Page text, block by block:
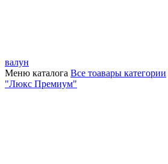
валун
Меню каталога Все тоавары категории
"Люкс Премиум"